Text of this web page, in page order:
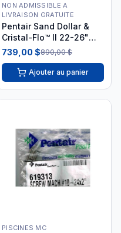
NON ADMISSIBLE A
LIVRAISON GRATUITE
Pentair Sand Dollar &
Cristal-Flo™ II 22-26"
MPV 1,5" 145367
739,00 $890,00 $
Ajouter au panier
PISCINES MC